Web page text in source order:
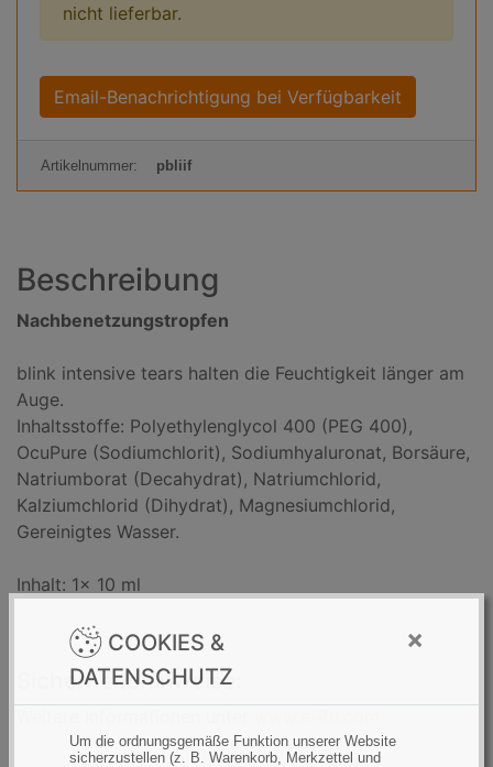
COOKIES &
DATENSCHUTZ
×
Um die ordnungsgemäße Funktion unserer Website
sicherzustellen (z. B. Warenkorb, Merkzettel und
nicht lieferbar.
Email-Benachrichtigung bei Verfügbarkeit
Artikelnummer: pbliif
Beschreibung
Nachbenetzungstropfen
blink intensive tears halten die Feuchtigkeit länger am
Auge.
Inhaltsstoffe: Polyethylenglycol 400 (PEG 400),
OcuPure (Sodiumchlorit), Sodiumhyaluronat, Borsäure,
Natriumborat (Decahydrat), Natriumchlorid,
Kalziumchlorid (Dihydrat), Magnesiumchlorid,
Gereinigtes Wasser.
Inhalt: 1x 10 ml
Sicherheitshinweise: